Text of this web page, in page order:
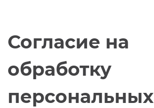
Согласие на
обработку
персональных